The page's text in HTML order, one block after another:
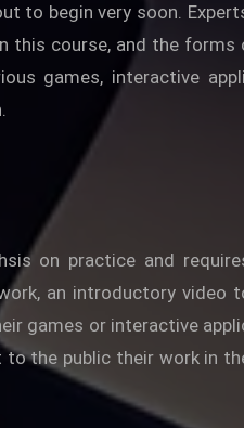
to begin very soon.
this course, and the
games, interactive
on practice and
an introductory video
games or interactive
to the public their work in